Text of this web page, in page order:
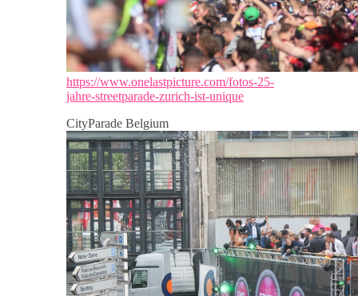
https://www.onelastpicture.com/fotos-25-
jahre-streetparade-zurich-ist-unique
CityParade Belgium